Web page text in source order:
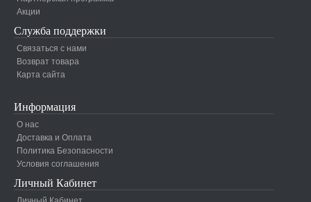
Акции
Служба поддержки
Связаться с нами
Возврат товара
Карта сайта
Информация
О нас
Доставка и Оплата
Политика Безопасности
Условия соглашения
Личный Кабинет